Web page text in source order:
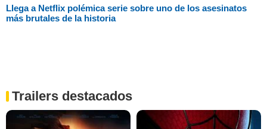
Llega a Netflix polémica serie sobre uno de los asesinatos
más brutales de la historia
Trailers destacados